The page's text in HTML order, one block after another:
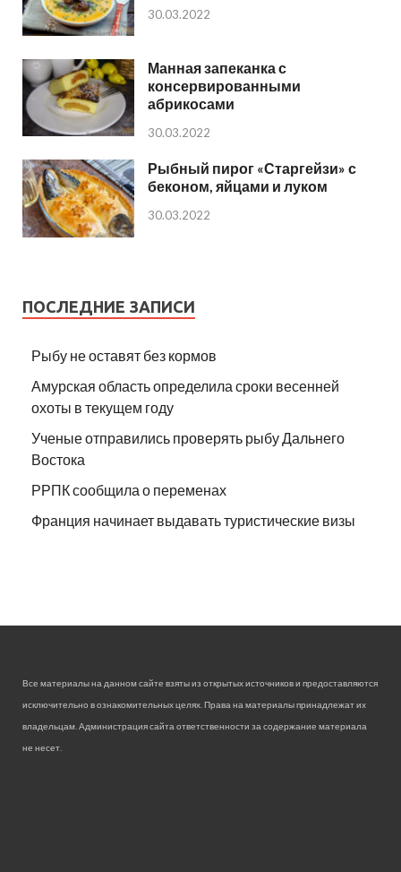
30.03.2022
Манная запеканка с
консервированными
абрикосами
30.03.2022
Рыбный пирог «Старгейзи» с
беконом, яйцами и луком
30.03.2022
ПОСЛЕДНИЕ ЗАПИСИ
Рыбу не оставят без кормов
Амурская область определила сроки весенней
охоты в текущем году
Ученые отправились проверять рыбу Дальнего
Востока
РРПК сообщила о переменах
Франция начинает выдавать туристические визы
Все материалы на данном сайте взяты из открытых источников и предоставляются
исключительно в ознакомительных целях. Права на материалы принадлежат их
владельцам. Администрация сайта ответственности за содержание материала
не несет.